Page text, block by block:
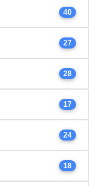
40
27
28
17
24
18